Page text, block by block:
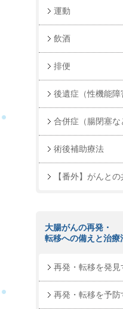
運動
飲酒
排便
後遺症（性機能障
合併症（腸閉塞な
術後補助療法
【番外】がんと
大腸がんの再発・
転移への備えと治療
再発・転移を発見
再発・転移を予防